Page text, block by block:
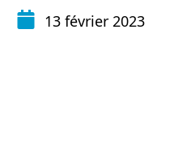
13 février 2023